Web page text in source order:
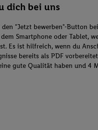
dich bei uns
"Jetzt bewerben"-Button
Smartphone oder Tablet,
Es ist hilfreich, wenn du
bereits als PDF
gute Qualität haben und 4